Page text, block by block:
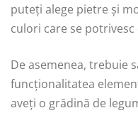
puteți alege pietre și
culori care se potrivesc
De asemenea, trebuie
funcționalitatea
aveți o grădină de